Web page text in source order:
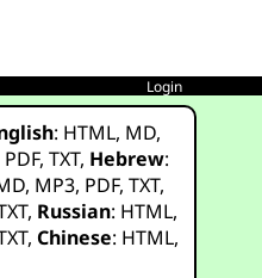
Login
: HTML, MD,
PDF,TXT, Hebrew:
, MP3, PDF,TXT,
, Russian: HTML,
,Chinese: HTML,